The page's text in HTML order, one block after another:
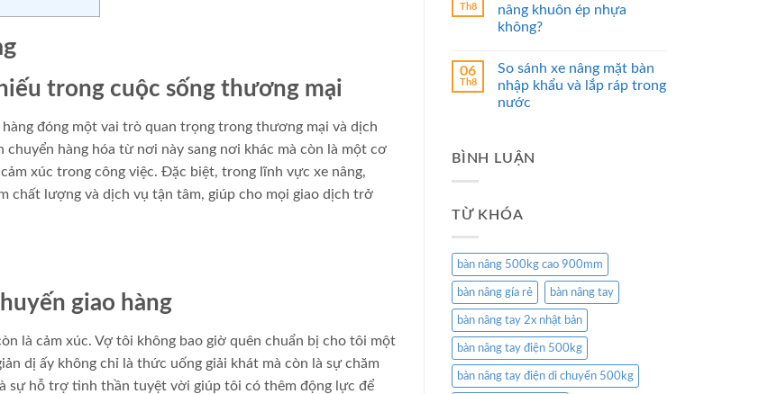
trong cuộc sống thương mại
đóng một vai trò quan trọng trong thương mại và dịch
hàng hóa từ nơi này sang nơi khác mà còn là một cơ
xúc trong công việc. Đặc biệt, trong lĩnh vực xe nâng,
chất lượng và dịch vụ tận tâm, giúp cho mọi giao dịch trở
giao hàng
là cảm xúc. Vợ tôi không bao giờ quên chuẩn bị cho tôi một
dị ấy không chỉ là thức uống giải khát mà còn là sự chăm
sự hỗ trợ tinh thần tuyệt vời giúp tôi có thêm động lực để
Th8
nâng khuôn ép nhựa
không?
06
Th8
So sánh xe nâng mặt bàn
nhập khẩu và lắp ráp trong
nước
BÌNH LUẬN
TỪ KHÓA
bàn nâng 500kg cao 900mm
bàn nâng gía rẻ bàn nâng tay
bàn nâng tay 2x nhật bản
bàn nâng tay điện 500kg
bàn nâng tay điện di chuyển 500kg